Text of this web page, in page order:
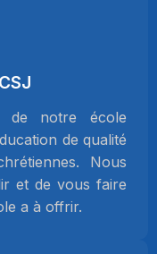
de notre école
de qualité
Nous
et de vous faire
a à offrir.